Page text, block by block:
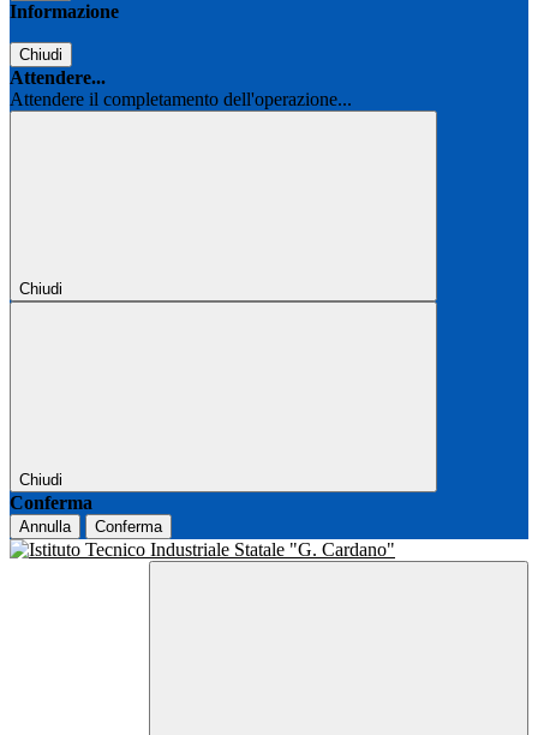
Informazione
Chiudi
Attendere...
Attendere il completamento dell'operazione...
Chiudi
Chiudi
Conferma
Annulla Conferma